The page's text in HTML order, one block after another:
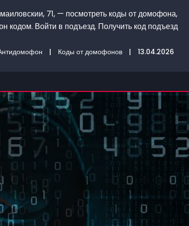
71, — посмотреть коды от домофона,
кодом. Войти в подъезд. Получить код подъезд
| Коды от домофонов | 13.04.2026